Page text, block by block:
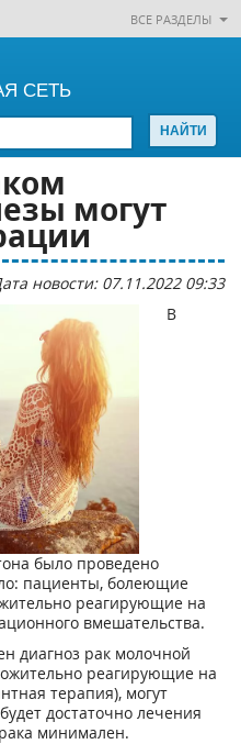
ВСЕ РАЗДЕЛЫ
СЕТЬ
могут
новости: 07.11.2022 09:33
В
было проведено
пациенты, болеющие
реагирующие на
вмешательства.
диагноз рак молочной
реагирующие на
терапия), могут
достаточно лечения
минимален.